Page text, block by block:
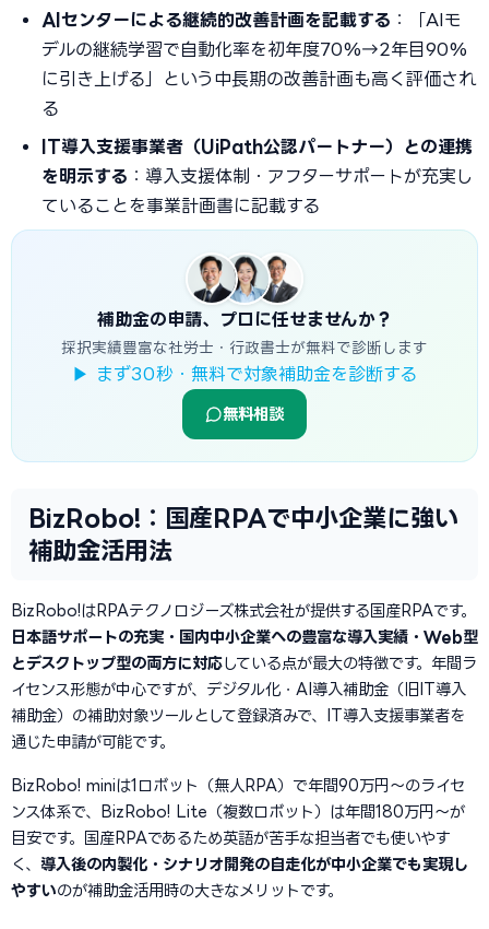
AIセンターによる継続的改善計画を記載する ：「AIモ
デルの継続学習で自動化率を初年度70%→2年目90%
に引き上げる」という中長期の改善計画も高く評価され
る
IT導入支援事業者（UiPath公認パートナー）との連携
を明示する ：導入支援体制・アフターサポートが充実し
ていることを事業計画書に記載する
補助金の申請、プロに任せませんか？
採択実績豊富な社労士・行政書士が無料で診断します
▶ まず30秒・無料で対象補助金を診断する
無料相談
BizRobo!：国産RPAで中小企業に強い
補助金活用法
BizRobo!はRPAテクノロジーズ株式会社が提供する国産RPAです。
日本語サポートの充実・国内中小企業への豊富な導入実績・Web型
とデスクトップ型の両方に対応している点が最大の特徴です。年間ラ
イセンス形態が中心ですが、デジタル化・AI導入補助金（旧IT導入
補助金）の補助対象ツールとして登録済みで、IT導入支援事業者を
通じた申請が可能です。
BizRobo! miniは1ロボット（無人RPA）で年間90万円〜のライセ
ンス体系で、BizRobo! Lite（複数ロボット）は年間180万円〜が
目安です。国産RPAであるため英語が苦手な担当者でも使いやす
く、 導入後の内製化・シナリオ開発の自走化が中小企業でも実現し
やすいのが補助金活用時の大きなメリットです。